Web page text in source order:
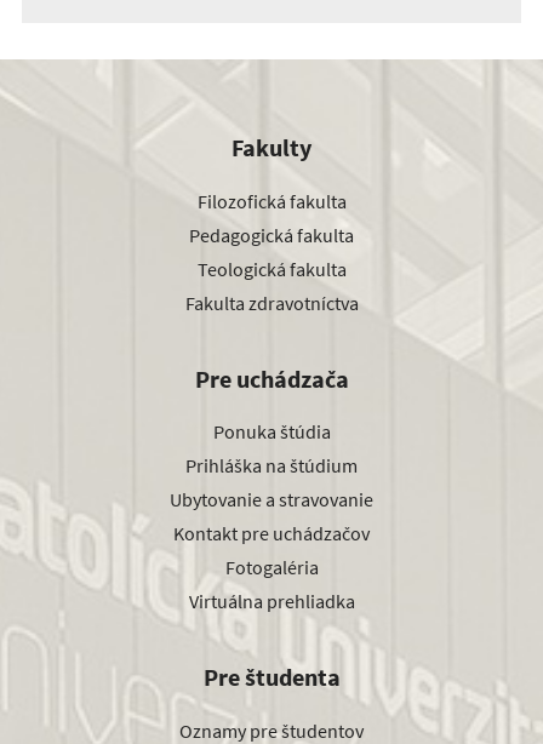
Fakulty
Filozofická fakulta
Pedagogická fakulta
Teologická fakulta
Fakulta zdravotníctva
Pre uchádzača
Ponuka štúdia
Prihláška na štúdium
Ubytovanie a stravovanie
Kontakt pre uchádzačov
Fotogaléria
Virtuálna prehliadka
Pre študenta
Oznamy pre študentov